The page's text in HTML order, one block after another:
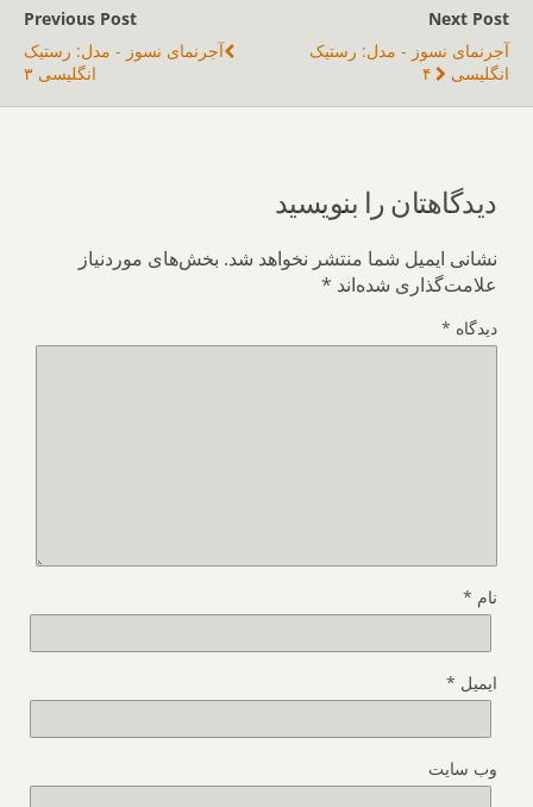
Previous Post
آجرنمای نسوز - مدل: رستیک
انگلیسی ۳
Next Post
آجرنمای نسوز - مدل: رستیک
انگلیسی ۴
دیدگاهتان را بنویسید
نشانی ایمیل شما منتشر نخواهد شد. بخش‌های موردنیاز
علامت‌گذاری شده‌اند *
دیدگاه *
نام *
ایمیل *
وب‌ سایت